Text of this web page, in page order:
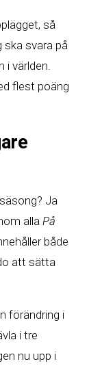
så
ska svara på
världen.
flest poäng
Ja
alla På
både
att sätta
förändring i
i tre
nu upp i